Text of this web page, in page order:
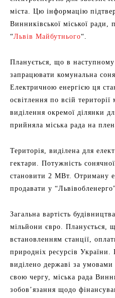
міста. Цю інформацію
Винниківської міської ради,
“Львів Майбутнього“.
Планується, що в
запрацювати комунальна
Електричною енергією ця
освітлення по всій
виділення окремої ділянки
прийняла міська рада на
Територія, виділена для
гектари. Потужність
становити 2 МВт. Отриману
продавати у
Загальна вартість
мільйони євро. Планується,
встановленням станції,
природніх ресурсів
виділено державі за
свою чергу, міська рада
зобов’язання щодо